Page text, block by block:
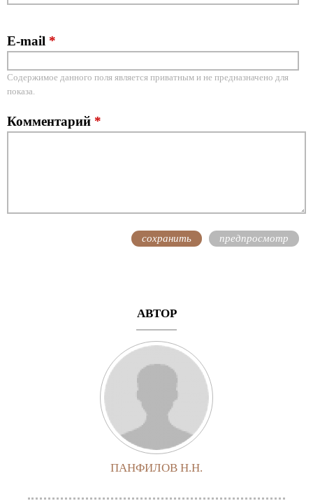
E-mail *
Содержимое данного поля является приватным и не предназначено для
показа.
Комментарий *
АВТОР
ПАНФИЛОВ Н.Н.